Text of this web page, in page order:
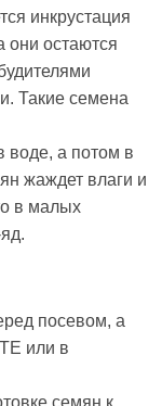
инкрустация
они остаются
Такие семена
воде, а потом в
жаждет влаги и
в малых
посевом, а
или в
семян к